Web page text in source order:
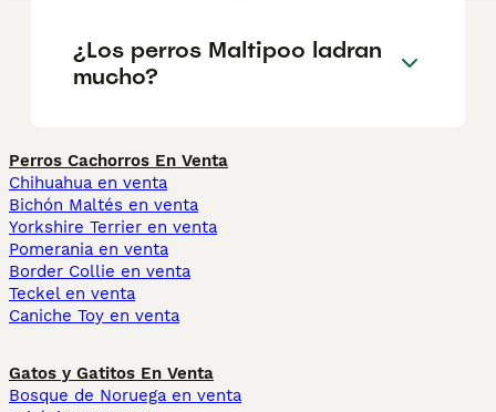
¿Los perros Maltipoo ladran
mucho?
Perros Cachorros En Venta
Chihuahua en venta
Bichón Maltés en venta
Yorkshire Terrier en venta
Pomerania en venta
Border Collie en venta
Teckel en venta
Caniche Toy en venta
Gatos y Gatitos En Venta
Bosque de Noruega en venta